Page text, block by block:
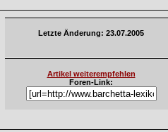
Letzte Änderung: 23.07.2005
Artikel weiterempfehlen
Foren-Link: